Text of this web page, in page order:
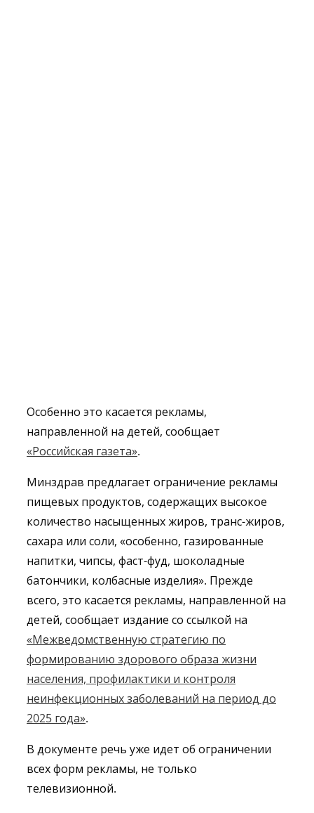
Особенно это касается рекламы,
направленной на детей, сообщает
«Российская газета».
Минздрав предлагает ограничение рекламы
пищевых продуктов, содержащих высокое
количество насыщенных жиров, транс-жиров,
сахара или соли, «особенно, газированные
напитки, чипсы, фаст-фуд, шоколадные
батончики, колбасные изделия». Прежде
всего, это касается рекламы, направленной на
детей, сообщает издание со ссылкой на
«Межведомственную стратегию по
формированию здорового образа жизни
населения, профилактики и контроля
неинфекционных заболеваний на период до
2025 года».
В документе речь уже идет об ограничении
всех форм рекламы, не только
телевизионной.